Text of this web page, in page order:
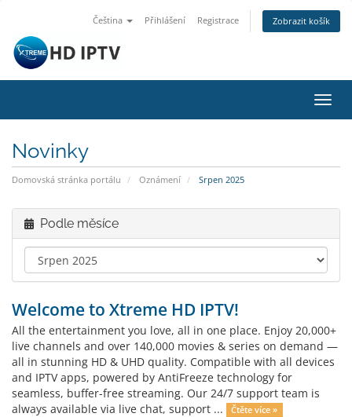
Čeština Přihlášení Registrace Zobrazit košík
Novinky
Domovská stránka portálu Oznámení Srpen 2025
Podle měsíce
Welcome to Xtreme HD IPTV!
All the entertainment you love, all in one place. Enjoy 20,000+
live channels and over 140,000 movies & series on demand —
all in stunning HD & UHD quality. Compatible with all devices
and IPTV apps, powered by AntiFreeze technology for
seamless, buffer-free streaming. Our 24/7 support team is
always available via live chat, support ...
Čtěte více »